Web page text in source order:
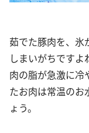
茹でた豚肉を、氷
しまいがちです
肉の脂が急激に冷
たお肉は常温のお
ょう。